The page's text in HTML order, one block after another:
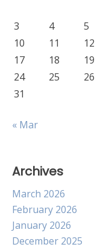
3
4 5
10
11 12
17
18 19
24
25 26
31
« Mar
Archives
March 2026
February 2026
January 2026
December 2025